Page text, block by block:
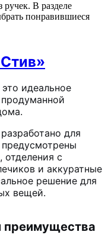
В разделе
понравившиеся
идеальное
для
отделения с
и аккуратные
решение для
вещей.
преимущества